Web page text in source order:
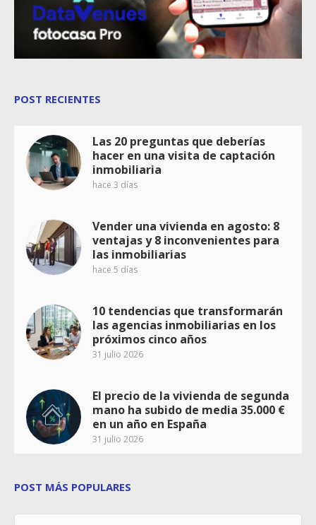
POST RECIENTES
Las 20 preguntas que deberías
hacer en una visita de captación
inmobiliaria
hace 3 días
Vender una vivienda en agosto: 8
ventajas y 8 inconvenientes para
las inmobiliarias
hace 5 días
10 tendencias que transformarán
las agencias inmobiliarias en los
próximos cinco años
31 julio 2026
El precio de la vivienda de segunda
mano ha subido de media 35.000 €
en un año en España
31 julio 2026
POST MÁS POPULARES